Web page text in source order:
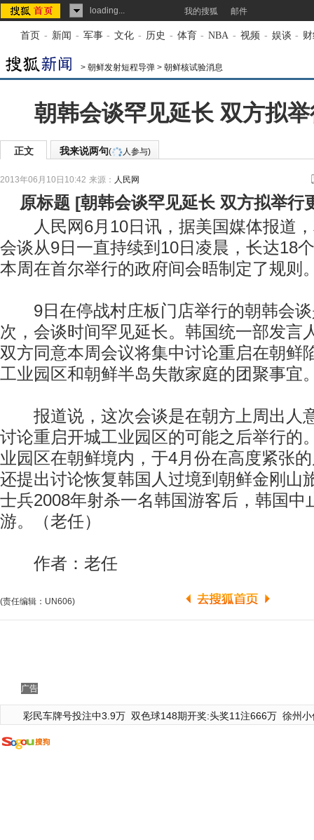
loading... 我的搜狐 邮件
首页 - 新闻 - 军事 - 文化 - 历史 - 体育 - NBA - 视频 - 娱谈 -
> 朝鲜发射短程导弹 > 朝鲜核试验消息
朝韩会谈罕见延长 双方拟
正文 我来说两句( 人参与)
2013年06月10日10:42 来源： 人民网
原标题 [朝韩会谈罕见延长 双方拟举行
人民网6月10日讯，据美国媒体报道，
会谈从9日一直持续到10日凌晨，长达18
本周在首尔举行的政府间会晤制定了规则
9日在停战村庄板门店举行的朝韩会谈
次，会谈时间罕见延长。韩国统一部发言
双方同意本周会议将集中讨论重启在朝鲜
工业园区和朝鲜半岛失散家庭的团聚事宜
报道说，这次会谈是在朝方上周出人
讨论重启开城工业园区的可能之后举行的
业园区在朝鲜境内，于4月份在高度紧张
还提出讨论恢复韩国人过境到朝鲜金刚山
士兵2008年射杀一名韩国游客后，韩国中
游。（老任）
作者：老任
(责任编辑：UN606)
广告
彩民车牌号投注中3.9万 双色球148期开奖:头奖11注666万 徐州